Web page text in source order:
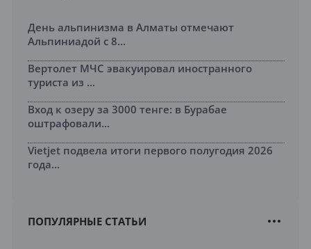
День альпинизма в Алматы отмечают
Альпиниадой с 8...
Вертолет МЧС эвакуировал иностранного
туриста из ...
Вход к озеру за 3000 тенге: в Бурабае
оштрафовали...
Vietjet подвела итоги первого полугодия 2026
года...
ПОПУЛЯРНЫЕ СТАТЬИ